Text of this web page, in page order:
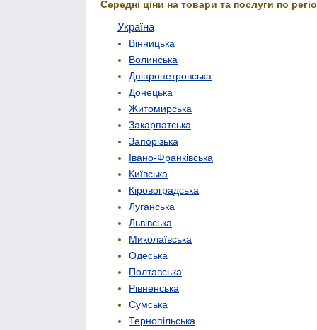
Середні ціни на товари та послуги по
Україна
Вінницька
Волинська
Дніпропетровська
Донецька
Житомирська
Закарпатська
Запорізька
Івано-Франківська
Київська
Кіровоградська
Луганська
Львівська
Миколаївська
Одеська
Полтавська
Рівненська
Сумська
Тернопільська